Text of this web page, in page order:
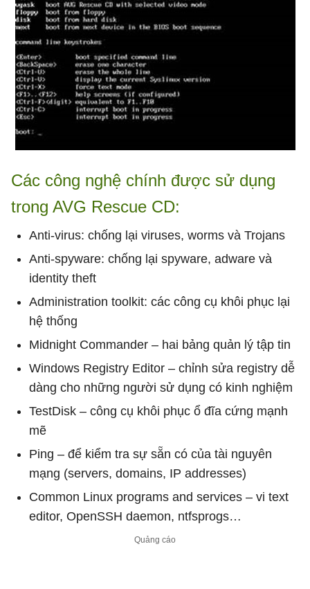
Các công nghệ chính được sử dụng
trong AVG Rescue CD:
Anti-virus: chống lại viruses, worms và Trojans
Anti-spyware: chống lại spyware, adware và
identity theft
Administration toolkit: các công cụ khôi phục lại
hệ thống
Midnight Commander – hai bảng quản lý tập tin
Windows Registry Editor – chỉnh sửa registry dễ
dàng cho những người sử dụng có kinh nghiệm
TestDisk – công cụ khôi phục ổ đĩa cứng mạnh
mẽ
Ping – để kiểm tra sự sẵn có của tài nguyên
mạng (servers, domains, IP addresses)
Common Linux programs and services – vi text
editor, OpenSSH daemon, ntfsprogs…